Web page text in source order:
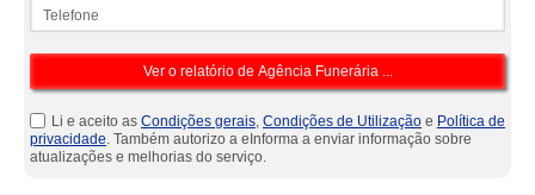
Li e aceito as Condições gerais, Condições de Utilização e Política de
privacidade. Também autorizo a eInforma a enviar informação sobre
atualizações e melhorias do serviço.